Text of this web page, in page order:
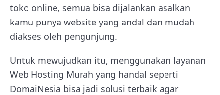
toko online, semua bisa dijalankan asalkan
kamu punya website yang andal dan mudah
diakses oleh pengunjung.
Untuk mewujudkan itu, menggunakan layanan
Web Hosting Murah yang handal seperti
DomaiNesia bisa jadi solusi terbaik agar